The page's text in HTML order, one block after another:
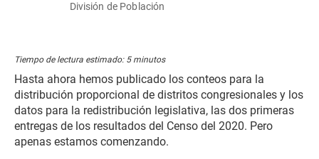
División de Población
Tiempo de lectura estimado: 5 minutos
Hasta ahora hemos publicado los conteos para la
distribución proporcional de distritos congresionales y los
datos para la redistribución legislativa, las dos primeras
entregas de los resultados del Censo del 2020. Pero
apenas estamos comenzando.